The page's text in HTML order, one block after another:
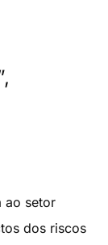
ao setor
dos riscos